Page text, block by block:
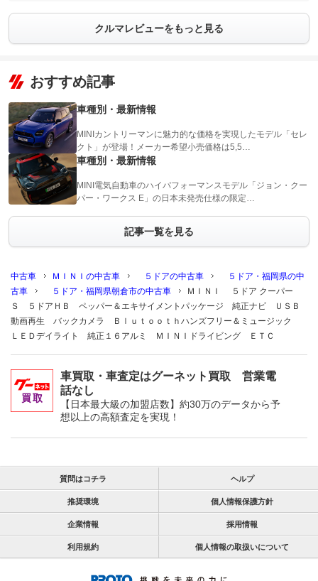
クルマレビューをもっと見る
おすすめ記事
車種別・最新情報
MINIカントリーマンに魅力的な価格を実現したモデル「セレ
クト」が登場！メーカー希望小売価格は5,5…
車種別・最新情報
MINI電気自動車のハイパフォーマンスモデル「ジョン・クー
パー・ワークス E」の日本未発売仕様の限定…
記事一覧を見る
中古車 ＭＩＮＩの中古車 ５ドアの中古車
５ドア・福岡県の中
古車
５ドア・福岡県朝倉市の中古車
ＭＩＮＩ ５ドア クーパー
Ｓ ５ドアＨＢ ペッパー＆エキサイメントパッケージ 純正ナビ ＵＳＢ
動画再生 バックカメラ Ｂｌｕｔｏｏｔｈハンズフリー＆ミュージック
ＬＥＤデイライト 純正１６アルミ ＭＩＮＩドライビング ＥＴＣ
車買取・車査定はグーネット買取 営業電
話なし
【日本最大級の加盟店数】約30万のデータから予
想以上の高額査定を実現！
質問はコチラ ヘルプ
推奨環境 個人情報保護方針
企業情報 採用情報
利用規約 個人情報の取扱いについて